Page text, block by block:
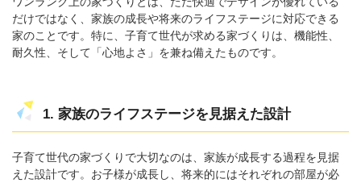
だけではなく、家族の成長や将来のライフステージに対応できる
家のことです。特に、子育て世代が求める家づくりは、機能性、
耐久性、そして「心地よさ」を兼ね備えたものです。
1. 家族のライフステージを見据えた設計
子育て世代の家づくりで大切なのは、家族が成長する過程を見据
えた設計です。お子様が成長し、将来的にはそれぞれの部屋が必